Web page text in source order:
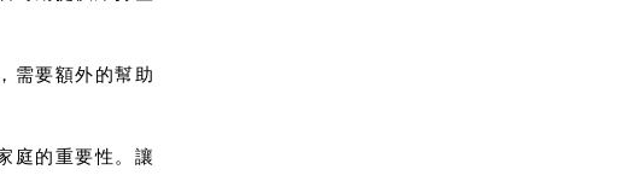
需要額外的幫助
庭的重要性。讓